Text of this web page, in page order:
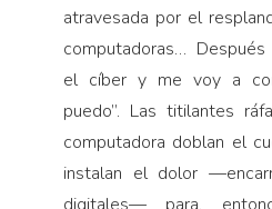
atravesada por el
computadoras…
el cíber y me voy a
puedo”. Las titilantes
computadora doblan el
instalan el dolor